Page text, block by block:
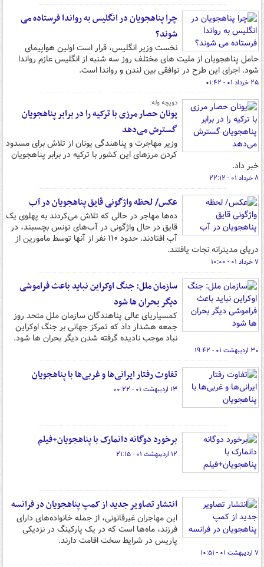
چرا پناهجویان در انگلیس به رواندا فرستاده می
شوند؟
نخست وزیر انگلیس، قرار است اولین هواپیمای
حامل پناهجویان از ملیت های مختلف روز سه شنبه از انگلیس عازم رواندا
شود. اجرای این طرح در توافقی بین لندن و رواندا است.
۲۵ خرداد ۰۱ - ۰۱:۴۲
دویچه وله:
یونان حصار مرزی با ترکیه را در برابر پناهجویان
گسترش می‌دهد
وزیر مهاجرت و پناهندگی یونان از تلاش برای مسدود
کردن مرزهای این کشور با ترکیه در برابر پناهجویان
خبر داد.
۸ خرداد ۰۱ - ۲۲:۱۲
عکس/ لحظه واژگونی قایق پناهجویان در آب
ده‌ها مهاجر در حالی که تلاش می‌کردند به پهلوی یک
قایق در حال واژگونی در آب‌های تونس بچسبند، در
آب افتادند. حدود ۱۱۰ نفر از آنها توسط مامورین از
دریای مدیترانه نجات یافتند.
۷ خرداد ۰۱ - ۱۰:۰۰
سازمان ملل: جنگ اوکراین نباید باعث فراموشی
دیگر بحران ها شود
کمسیاریای عالی پناهندگان سازمان ملل متحد روز
جمعه هشدار داد که تمرکز جهانی بر جنگ اوکراین
نباد موجب نادیده گرفته شدن دیگر بحران ها شود.
۳۰ اردیبهشت ۰۱ - ۱۹:۴۲
تفاوت رفتار ایرانی‌ها و غربی‌ها با پناهجویان
۱۳ اردیبهشت ۰۱ - ۰۰:۲۲
برخورد دوگانه دانمارک با پناهجویان+فیلم
۱۲ اردیبهشت ۰۱ - ۲۱:۱۵
انتشار تصاویر جدید از کمپ پناهجویان در فرانسه
این مهاجران غیرقانونی، از جمله خانواده‌های دارای
فرزند، ماه‌ها است که در یک پارکینگ در نزدیکی
پاریس در شرایط سخت اقامت دارند.
۷ اردیبهشت ۰۱ - ۱۰:۵۱